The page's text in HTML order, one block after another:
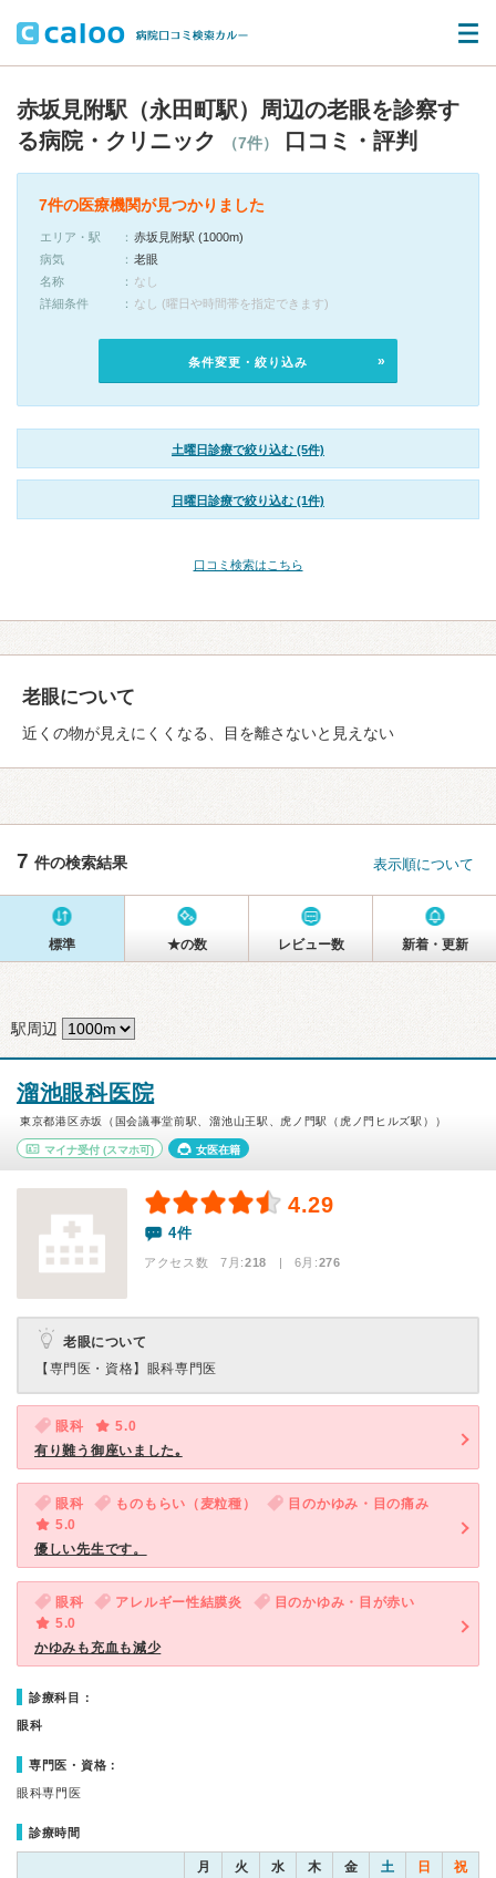
赤坂見附駅（永田町駅）周辺の老眼を診察す
る病院・クリニック
（7件） 口コミ・評判
7件の医療機関が見つかりました
エリア・駅
赤坂見附駅 (1000m)
病気
老眼
名称
なし
詳細条件
なし (曜日や時間帯を指定できます)
条件変更・絞り込み
土曜日診療で絞り込む (5件)
日曜日診療で絞り込む (1件)
口コミ検索はこちら
老眼について
近くの物が見えにくくなる、目を離さないと見えない
7 件の検索結果 表示順について
標準 ★の数 レビュー数 新着・更新
駅周辺
溜池眼科医院
東京都港区赤坂（国会議事堂前駅、溜池山王駅、虎ノ門駅（虎ノ門ヒルズ駅））
マイナ受付 (スマホ可) 女医在籍
4.29
4件
アクセス数 7月:218 | 6月:276
老眼について
【専門医・資格】 眼科専門医
眼科
5.0
有り難う御座いました｡
眼科 ものもらい（麦粒種）
目のかゆみ・目の痛み
5.0
優しい先生です。
眼科 アレルギー性結膜炎
目のかゆみ・目が赤い
5.0
かゆみも充血も減少
診療科目：
眼科
専門医・資格：
眼科専門医
診療時間
月 火 水 木 金 土 日 祝